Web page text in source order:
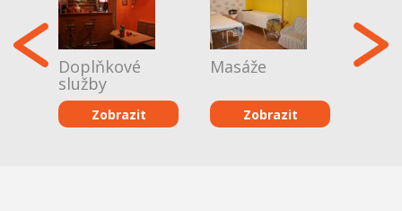
Doplňkové
služby
Zobrazit
Masáže
Zobrazit